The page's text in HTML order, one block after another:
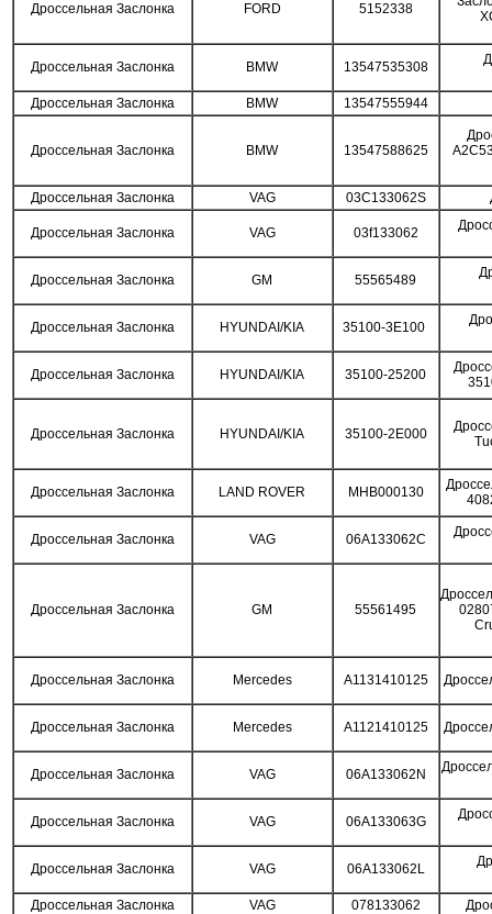
Дроссельная Заслонка FORD 5152338
Дроссельная Заслонка BMW 13547535308
Дроссельная Заслонка BMW 13547555944
Дроссельная Заслонка BMW 13547588625
Дроссельная Заслонка VAG 03C133062S
Дроссельная Заслонка VAG 03f133062
Дроссельная Заслонка GM 55565489
Дроссельная Заслонка HYUNDAI/KIA 35100-3E100
Дроссельная Заслонка HYUNDAI/KIA 35100-25200
Дроссельная Заслонка HYUNDAI/KIA 35100-2E000
Дроссельная Заслонка LAND ROVER MHB000130
Дроссельная Заслонка VAG 06A133062C
Дроссельная Заслонка GM 55561495
Дроссельная Заслонка Mercedes A1131410125
Дроссельная Заслонка Mercedes A1121410125
Дроссельная Заслонка VAG 06A133062N
Дроссельная Заслонка VAG 06A133063G
Дроссельная Заслонка VAG 06A133062L
Дроссельная Заслонка VAG 078133062